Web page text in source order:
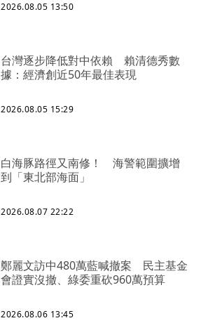
2026.08.05 13:50
台灣逐步降低對中依賴 賴清德秀數
據：經濟創近50年最佳表現
2026.08.05 15:29
白海豚路徑又南修！ 海警範圍擴增
到「東北部海面」
2026.08.07 22:22
鄭麗文訪中480萬藍喊撤案 民主基金
會證實沒撤、綠委重砍960萬預算
2026.08.06 13:45